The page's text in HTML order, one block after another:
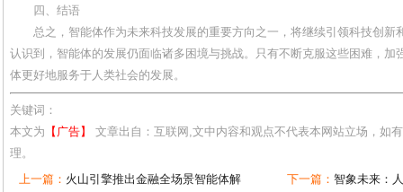
四、结语
总之，智能体作为未来科技发展的重要方向之一，将继续引领科技创新
认识到，智能体的发展仍面临诸多困境与挑战。只有不断克服这些困难，加
体更好地服务于人类社会的发展。
关键词：
本文为 【广告】
文章出自：互联网,文中内容和观点不代表本网站立场，如
理。
上一篇： 火山引擎推出金融全场景智能体解 下一篇： 智象未来：